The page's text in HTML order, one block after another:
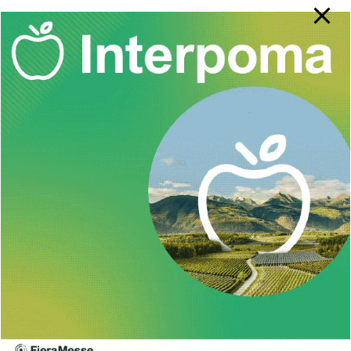
kadar ödenebilecek.
Borcu yapılandırılacak kooperatif veya ortaklarının
belirtilen sürede müracaat etmemesi, müracaat etmiş
olmasına rağmen düzenlenen sözleşmeleri
imzalamamaları veya taksitlendirme sözleşmesi
düzenlendiği halde taksitlerin ödenmemesi
durumunda doğrudan bankaca ilk kanuni takip
uygulamasına geri dönülecek.
Müracaat edenler için
kanuni takibat duracak
takibatın durdurulması için ilgililerin yapılandırmaya